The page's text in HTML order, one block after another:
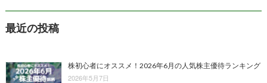
最近の投稿
株初心者にオススメ！2026年6月の人気株主優待ランキング
2026年5月7日